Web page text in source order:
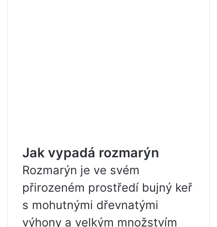
Jak vypadá rozmarýn
Rozmarýn je ve svém
přirozeném prostředí bujný keř
s mohutnými dřevnatými
výhony a velkým množstvím